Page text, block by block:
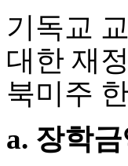
우
아
릴
기독교
대한 재
북미주
a. 장학